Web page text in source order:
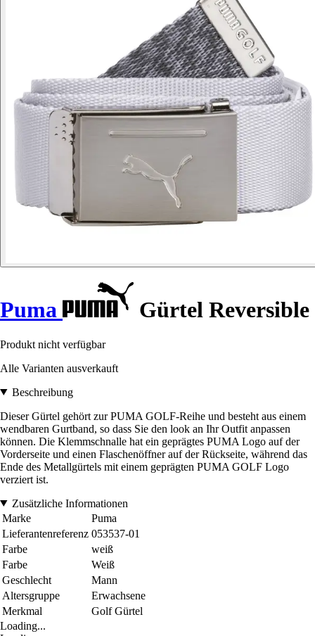
Puma Gürtel Reversible
Produkt nicht verfügbar
Alle Varianten ausverkauft
Beschreibung
Dieser Gürtel gehört zur PUMA GOLF-Reihe und besteht aus einem
wendbaren Gurtband, so dass Sie den look an Ihr Outfit anpassen
können. Die Klemmschnalle hat ein geprägtes PUMA Logo auf der
Vorderseite und einen Flaschenöffner auf der Rückseite, während das
Ende des Metallgürtels mit einem geprägten PUMA GOLF Logo
verziert ist.
Zusätzliche Informationen
Marke
Puma
Lieferantenreferenz 053537-01
Farbe
weiß
Farbe
Weiß
Geschlecht
Mann
Altersgruppe
Erwachsene
Merkmal
Golf Gürtel
Loading...